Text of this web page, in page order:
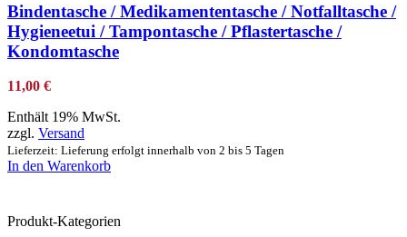
Bindentasche / Medikamententasche / Notfalltasche /
Hygieneetui / Tampontasche / Pflastertasche /
Kondomtasche
11,00 €
Enthält 19% MwSt.
zzgl. Versand
Lieferzeit: Lieferung erfolgt innerhalb von 2 bis 5 Tagen
In den Warenkorb
Produkt-Kategorien